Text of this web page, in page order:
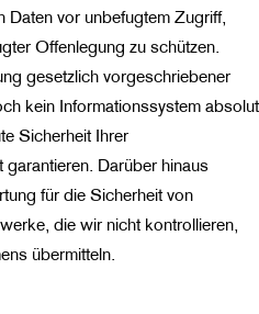
Daten vor unbefugtem Zugriff,
Offenlegung zu schützen.
gesetzlich vorgeschriebener
kein Informationssystem absolut
Sicherheit Ihrer
Darüber hinaus
für die Sicherheit von
die wir nicht kontrollieren,
übermitteln.